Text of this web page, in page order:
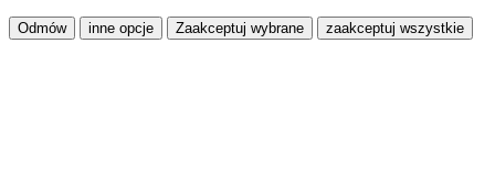
Odmów inne opcje Zaakceptuj wybrane zaakceptuj wszystkie